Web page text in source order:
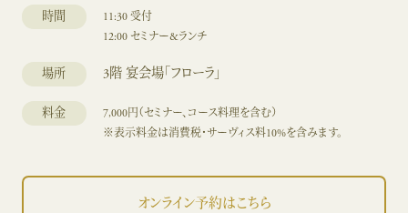
時間
11:30 受付
12:00 セミナー&ランチ
場所 3階 宴会場「フローラ」
料金
7,000円（セミナー、コース料理を含む）
※表示料金は消費税・サーヴィス料10%を含みます。
オンライン予約はこちら